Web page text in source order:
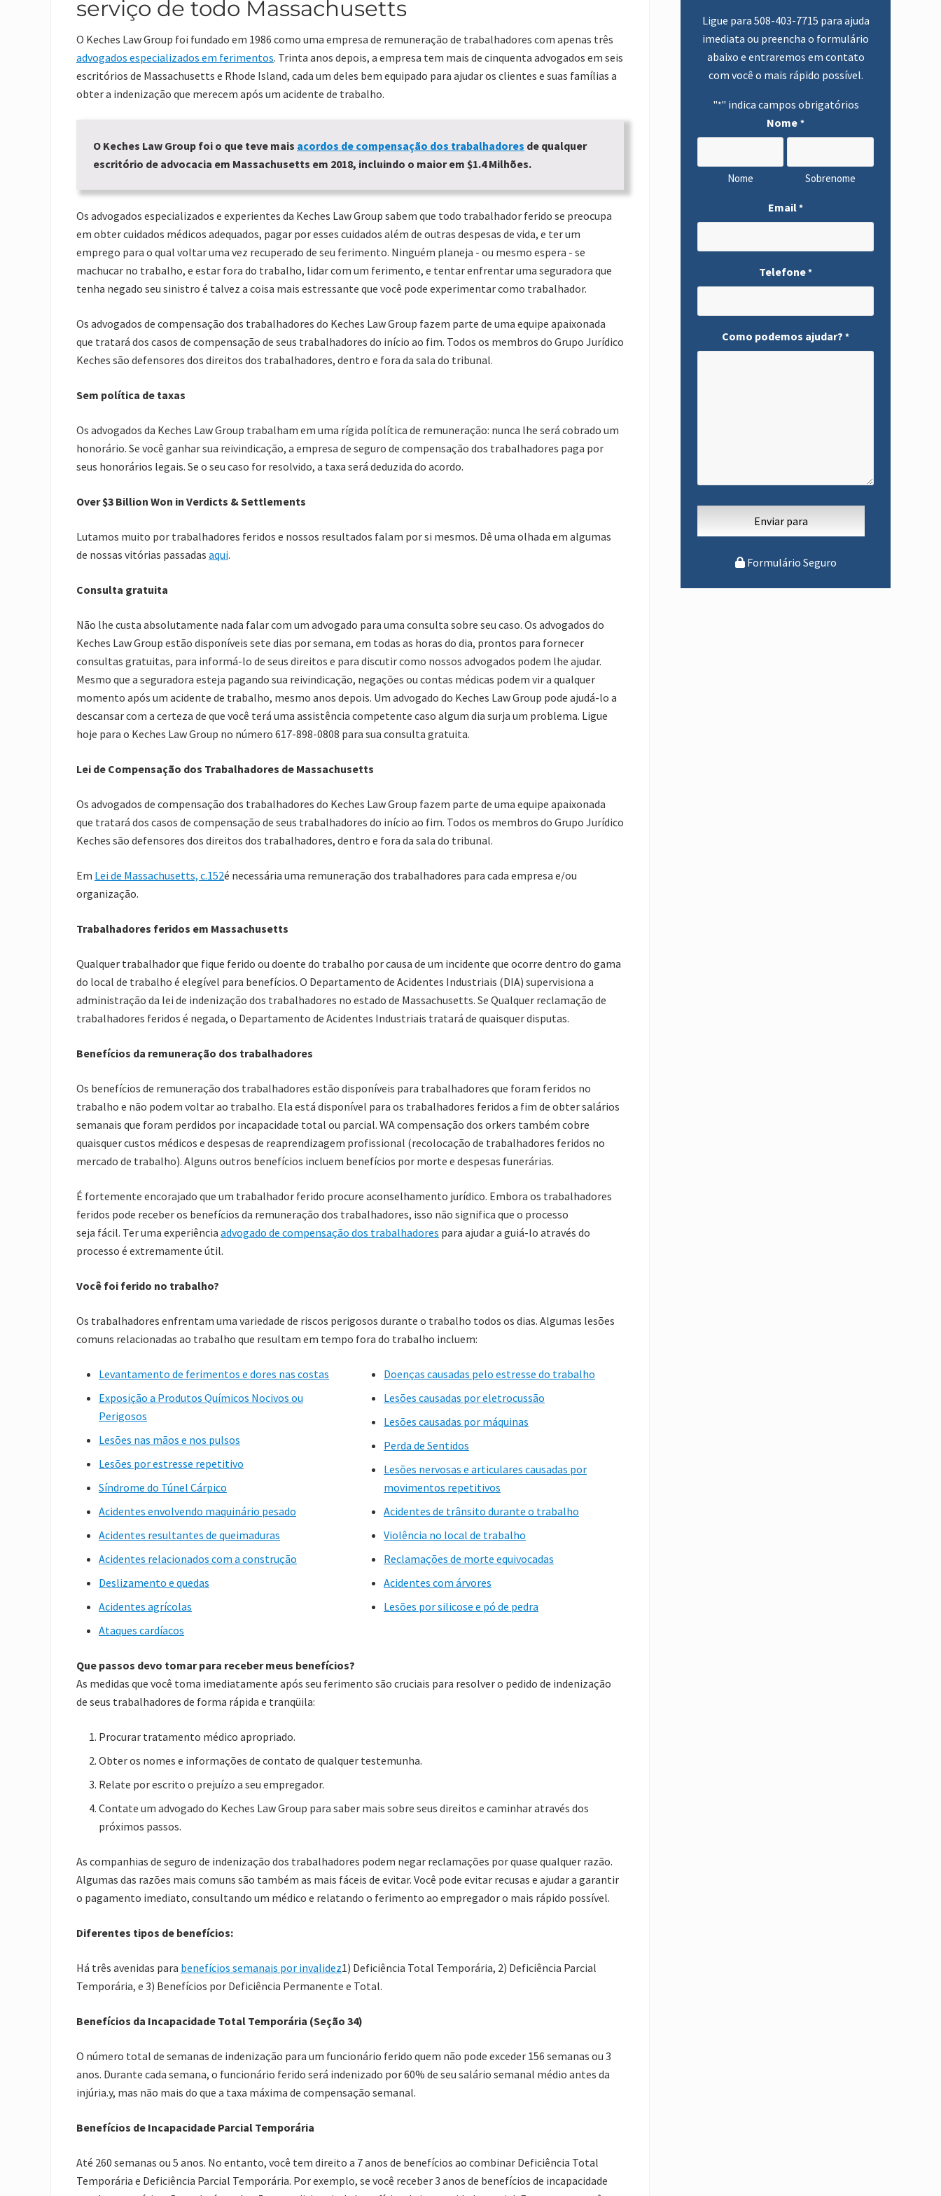
serviço de todo Massachusetts
O Keches Law Group foi fundado em 1986 como uma empresa de remuneração de trabalhadores com apenas três
advogados especializados em ferimentos. Trinta anos depois, a empresa tem mais de cinquenta advogados em seis
escritórios de Massachusetts e Rhode Island, cada um deles bem equipado para ajudar os clientes e suas famílias a
obter a indenização que merecem após um acidente de trabalho.
O Keches Law Group foi o que teve mais acordos de compensação dos trabalhadores de qualquer
escritório de advocacia em Massachusetts em 2018, incluindo o maior em $1.4 Milhões.
Os advogados especializados e experientes da Keches Law Group sabem que todo trabalhador ferido se preocupa
em obter cuidados médicos adequados, pagar por esses cuidados além de outras despesas de vida, e ter um
emprego para o qual voltar uma vez recuperado de seu ferimento. Ninguém planeja - ou mesmo espera - se
machucar no trabalho, e estar fora do trabalho, lidar com um ferimento, e tentar enfrentar uma seguradora que
tenha negado seu sinistro é talvez a coisa mais estressante que você pode experimentar como trabalhador.
Os advogados de compensação dos trabalhadores do Keches Law Group fazem parte de uma equipe apaixonada
que tratará dos casos de compensação de seus trabalhadores do início ao fim. Todos os membros do Grupo Jurídico
Keches são defensores dos direitos dos trabalhadores, dentro e fora da sala do tribunal.
Sem política de taxas
Os advogados da Keches Law Group trabalham em uma rígida política de remuneração: nunca lhe será cobrado um
honorário. Se você ganhar sua reivindicação, a empresa de seguro de compensação dos trabalhadores paga por
seus honorários legais. Se o seu caso for resolvido, a taxa será deduzida do acordo.
Over $3 Billion Won in Verdicts & Settlements
Lutamos muito por trabalhadores feridos e nossos resultados falam por si mesmos. Dê uma olhada em algumas
de nossas vitórias passadas aqui.
Consulta gratuita
Não lhe custa absolutamente nada falar com um advogado para uma consulta sobre seu caso. Os advogados do
Keches Law Group estão disponíveis sete dias por semana, em todas as horas do dia, prontos para fornecer
consultas gratuitas, para informá-lo de seus direitos e para discutir como nossos advogados podem lhe ajudar.
Mesmo que a seguradora esteja pagando sua reivindicação, negações ou contas médicas podem vir a qualquer
momento após um acidente de trabalho, mesmo anos depois. Um advogado do Keches Law Group pode ajudá-lo a
descansar com a certeza de que você terá uma assistência competente caso algum dia surja um problema. Ligue
hoje para o Keches Law Group no número 617-898-0808 para sua consulta gratuita.
Lei de Compensação dos Trabalhadores de Massachusetts
Os advogados de compensação dos trabalhadores do Keches Law Group fazem parte de uma equipe apaixonada
que tratará dos casos de compensação de seus trabalhadores do início ao fim. Todos os membros do Grupo Jurídico
Keches são defensores dos direitos dos trabalhadores, dentro e fora da sala do tribunal.
Em Lei de Massachusetts, c.152é necessária uma remuneração dos trabalhadores para cada empresa e/ou
organização.
Trabalhadores feridos em Massachusetts
Qualquer trabalhador que fique ferido ou doente do trabalho por causa de um incidente que ocorre dentro do gama
do local de trabalho é elegível para benefícios. O Departamento de Acidentes Industriais (DIA) supervisiona a
administração da lei de indenização dos trabalhadores no estado de Massachusetts. Se Qualquer reclamação de
trabalhadores feridos é negada, o Departamento de Acidentes Industriais tratará de quaisquer disputas.
Benefícios da remuneração dos trabalhadores
Os benefícios de remuneração dos trabalhadores estão disponíveis para trabalhadores que foram feridos no
trabalho e não podem voltar ao trabalho. Ela está disponível para os trabalhadores feridos a fim de obter salários
semanais que foram perdidos por incapacidade total ou parcial. WA compensação dos orkers também cobre
quaisquer custos médicos e despesas de reaprendizagem profissional (recolocação de trabalhadores feridos no
mercado de trabalho). Alguns outros benefícios incluem benefícios por morte e despesas funerárias.
É fortemente encorajado que um trabalhador ferido procure aconselhamento jurídico. Embora os trabalhadores
feridos pode receber os benefícios da remuneração dos trabalhadores, isso não significa que o processo
seja fácil. Ter uma experiência advogado de compensação dos trabalhadores para ajudar a guiá-lo através do
processo é extremamente útil.
Você foi ferido no trabalho?
Os trabalhadores enfrentam uma variedade de riscos perigosos durante o trabalho todos os dias. Algumas lesões
comuns relacionadas ao trabalho que resultam em tempo fora do trabalho incluem:
Levantamento de ferimentos e dores nas costas
Exposição a Produtos Químicos Nocivos ou
Perigosos
Lesões nas mãos e nos pulsos
Lesões por estresse repetitivo
Síndrome do Túnel Cárpico
Acidentes envolvendo maquinário pesado
Acidentes resultantes de queimaduras
Acidentes relacionados com a construção
Deslizamento e quedas
Acidentes agrícolas
Ataques cardíacos
Doenças causadas pelo estresse do trabalho
Lesões causadas por eletrocussão
Lesões causadas por máquinas
Perda de Sentidos
Lesões nervosas e articulares causadas por
movimentos repetitivos
Acidentes de trânsito durante o trabalho
Violência no local de trabalho
Reclamações de morte equivocadas
Acidentes com árvores
Lesões por silicose e pó de pedra
Que passos devo tomar para receber meus benefícios?
As medidas que você toma imediatamente após seu ferimento são cruciais para resolver o pedido de indenização
de seus trabalhadores de forma rápida e tranqüila:
Procurar tratamento médico apropriado.
Obter os nomes e informações de contato de qualquer testemunha.
Relate por escrito o prejuízo a seu empregador.
Contate um advogado do Keches Law Group para saber mais sobre seus direitos e caminhar através dos
próximos passos.
As companhias de seguro de indenização dos trabalhadores podem negar reclamações por quase qualquer razão.
Algumas das razões mais comuns são também as mais fáceis de evitar. Você pode evitar recusas e ajudar a garantir
o pagamento imediato, consultando um médico e relatando o ferimento ao empregador o mais rápido possível.
Diferentes tipos de benefícios:
Há três avenidas para benefícios semanais por invalidez1) Deficiência Total Temporária, 2) Deficiência Parcial
Temporária, e 3) Benefícios por Deficiência Permanente e Total.
Benefícios da Incapacidade Total Temporária (Seção 34)
O número total de semanas de indenização para um funcionário ferido quem não pode exceder 156 semanas ou 3
anos. Durante cada semana, o funcionário ferido será indenizado por 60% de seu salário semanal médio antes da
injúria.y, mas não mais do que a taxa máxima de compensação semanal.
Benefícios de Incapacidade Parcial Temporária
Até 260 semanas ou 5 anos. No entanto, você tem direito a 7 anos de benefícios ao combinar Deficiência Total
Temporária e Deficiência Parcial Temporária. Por exemplo, se você receber 3 anos de benefícios de incapacidade
primária
Ligue para 508-403-7715 para ajuda
imediata ou preencha o formulário
abaixo e entraremos em contato
com você o mais rápido possível.
"*" indica campos obrigatórios
Nome *
Nome Sobrenome
Email*
Telefone*
Como podemos ajudar? *
Formulário Seguro